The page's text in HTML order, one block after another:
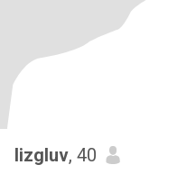
lizgluv, 40